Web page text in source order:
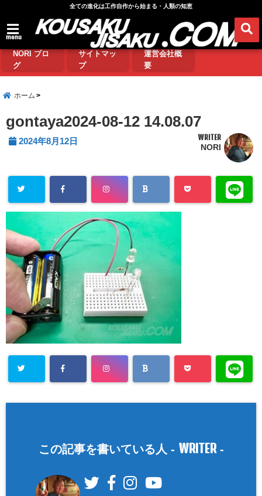
全ての進化は工作自作から始まる・人類の知恵
menu
NORI ブロ
グ
サイトマッ
プ
運営会社概
要
ホーム
gontaya2024-08-12 14.08.07
2024年8月12日 WRITER
NORI
この記事を書いている人 - WRITER-